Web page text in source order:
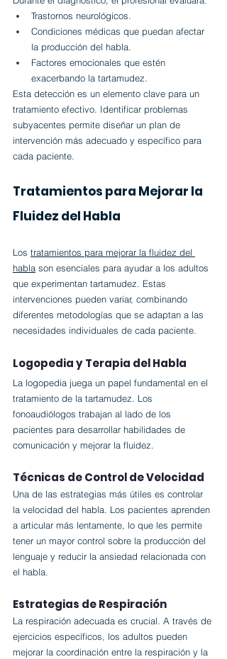
Trastornos neurológicos.
Condiciones médicas que puedan afectar
la producción del habla.
Factores emocionales que estén
exacerbando la tartamudez.
Esta detección es un elemento clave para un
tratamiento efectivo. Identificar problemas
subyacentes permite diseñar un plan de
intervención más adecuado y específico para
cada paciente.
Tratamientos para Mejorar la
Fluidez del Habla
Los tratamientos para mejorar la fluidez del
habla son esenciales para ayudar a los adultos
que experimentan tartamudez. Estas
intervenciones pueden variar, combinando
diferentes metodologías que se adaptan a las
necesidades individuales de cada paciente.
Logopedia y Terapia del Habla
La logopedia juega un papel fundamental en el
tratamiento de la tartamudez. Los
fonoaudiólogos trabajan al lado de los
pacientes para desarrollar habilidades de
comunicación y mejorar la fluidez.
Técnicas de Control de Velocidad
Una de las estrategias más útiles es controlar
la velocidad del habla. Los pacientes aprenden
a articular más lentamente, lo que les permite
tener un mayor control sobre la producción del
lenguaje y reducir la ansiedad relacionada con
el habla.
Estrategias de Respiración
La respiración adecuada es crucial. A través de
ejercicios específicos, los adultos pueden
mejorar la coordinación entre la respiración y la